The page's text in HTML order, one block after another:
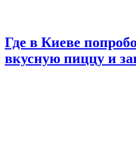
Где в Киеве
вкусную пиццу и